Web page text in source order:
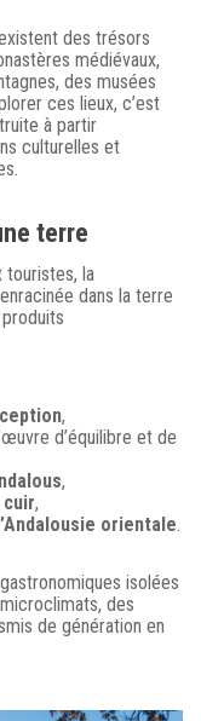
des trésors
médiévaux,
des musées
ces lieux, c’est
à partir
culturelles et
terre
touristes, la
dans la terre
,
d’équilibre et de
,
,
orientale.
isolées
des
de génération en